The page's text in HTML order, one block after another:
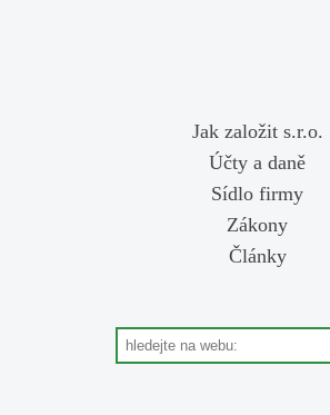
Jak založit s.r.o.
Účty a daně
Sídlo firmy
Zákony
Články